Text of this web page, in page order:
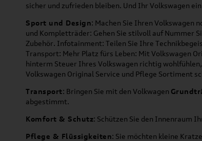
sicher und zufrieden bleiben. Und Ihr Volkswagen
Sport und Design: Machen Sie Ihren Volkswagen
und Kompletträder: Gehen Sie stilvoll auf Nummer
Zubehör. Infotainment: Teilen Sie Ihre
Transport: Mehr Platz fürs Leben: Mit Volkswagen
hinterm Steuer Ihres Volkswagen richtig
Volkswagen Original Service und Pflege Sortiment
Transport: Bringen Sie mit den Volkwagen
abgestimmt.
Komfort & Schutz: Schützen Sie den Innenraum
Pflege & Flüssigkeiten: Sie möchten kleine